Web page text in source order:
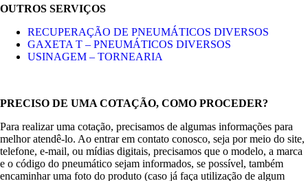
OUTROS SERVIÇOS
RECUPERAÇÃO DE PNEUMÁTICOS DIVERSOS
GAXETA T – PNEUMÁTICOS DIVERSOS
USINAGEM – TORNEARIA
PRECISO DE UMA COTAÇÃO, COMO PROCEDER?
Para realizar uma cotação, precisamos de algumas informações para
melhor atendê-lo. Ao entrar em contato conosco, seja por meio do site,
telefone, e-mail, ou mídias digitais, precisamos que o modelo, a marca
e o código do pneumático sejam informados, se possível, também
encaminhar uma foto do produto (caso já faça utilização de algum